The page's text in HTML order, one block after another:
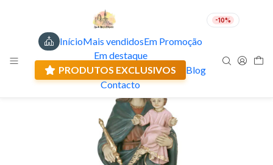
-10%
InícioMais vendidosEm Promoção
Em destaque
PRODUTOS EXCLUSIVOS
Blog
Contacto
EUR
🇵🇹 FABRICADO EM PORTUGAL